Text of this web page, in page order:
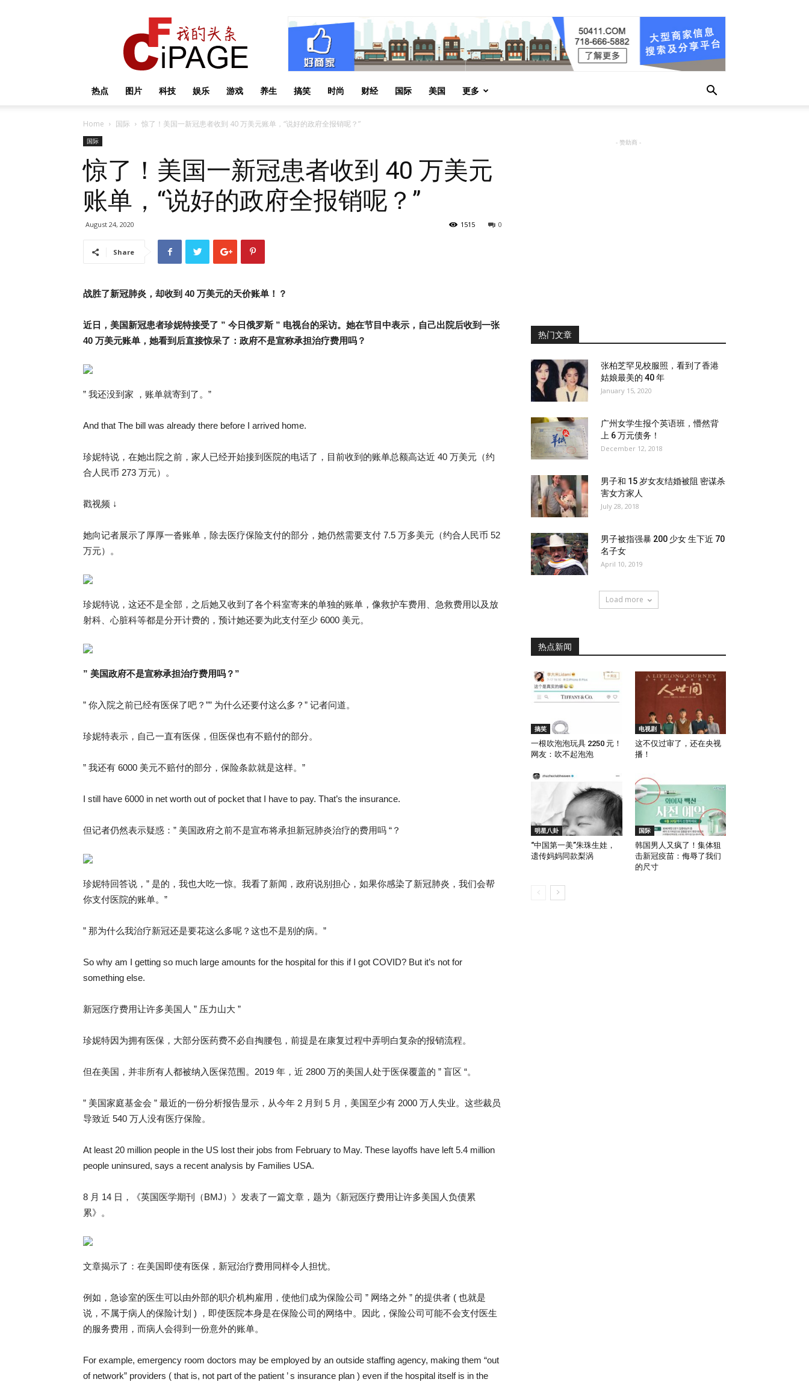
热点 图片 科技 娱乐 游戏 养生 搞笑 时尚 财经 国际 美国 更多
Home 国际 惊了！美国一新冠患者收到 40 万美元账单，“说好的政府全报销呢？”
国际
惊了！美国一新冠患者收到 40 万美元
账单，“说好的政府全报销呢？”
August 24, 2020 0
1515
Share
战胜了新冠肺炎，却收到 40 万美元的天价账单！？
近日，美国新冠患者珍妮特接受了 ” 今日俄罗斯 ” 电视台的采访。她在节目中表示，自己出院后收到一张
40 万美元账单，她看到后直接惊呆了：政府不是宣称承担治疗费用吗？
” 我还没到家 ，账单就寄到了。”
And that The bill was already there before I arrived home.
珍妮特说，在她出院之前，家人已经开始接到医院的电话了，目前收到的账单总额高达近 40 万美元（约
合人民币 273 万元）。
戳视频 ↓
她向记者展示了厚厚一沓账单，除去医疗保险支付的部分，她仍然需要支付 7.5 万多美元（约合人民币 52
万元）。
珍妮特说，这还不是全部，之后她又收到了各个科室寄来的单独的账单，像救护车费用、急救费用以及放
射科、心脏科等都是分开计费的，预计她还要为此支付至少 6000 美元。
” 美国政府不是宣称承担治疗费用吗？”
” 你入院之前已经有医保了吧？”” 为什么还要付这么多？” 记者问道。
珍妮特表示，自己一直有医保，但医保也有不赔付的部分。
” 我还有 6000 美元不赔付的部分，保险条款就是这样。”
I still have 6000 in net worth out of pocket that I have to pay. That’s the insurance.
但记者仍然表示疑惑：” 美国政府之前不是宣布将承担新冠肺炎治疗的费用吗 “？
珍妮特回答说，” 是的，我也大吃一惊。我看了新闻，政府说别担心，如果你感染了新冠肺炎，我们会帮
你支付医院的账单。”
” 那为什么我治疗新冠还是要花这么多呢？这也不是别的病。”
So why am I getting so much large amounts for the hospital for this if I got COVID? But it’s not for
something else.
新冠医疗费用让许多美国人 ” 压力山大 ”
珍妮特因为拥有医保，大部分医药费不必自掏腰包，前提是在康复过程中弄明白复杂的报销流程。
但在美国，并非所有人都被纳入医保范围。2019 年，近 2800 万的美国人处于医保覆盖的 ” 盲区 “。
” 美国家庭基金会 ” 最近的一份分析报告显示，从今年 2 月到 5 月，美国至少有 2000 万人失业。这些裁员
导致近 540 万人没有医疗保险。
At least 20 million people in the US lost their jobs from February to May. These layoffs have left 5.4 million
people uninsured, says a recent analysis by Families USA.
8 月 14 日，《英国医学期刊（BMJ）》发表了一篇文章，题为《新冠医疗费用让许多美国人负债累
累》。
文章揭示了：在美国即使有医保，新冠治疗费用同样令人担忧。
例如，急诊室的医生可以由外部的职介机构雇用，使他们成为保险公司 ” 网络之外 ” 的提供者 ( 也就是
说，不属于病人的保险计划 ) ，即使医院本身是在保险公司的网络中。因此，保险公司可能不会支付医生
的服务费用，而病人会得到一份意外的账单。
For example, emergency room doctors may be employed by an outside staffing agency, making them “out
of network” providers ( that is, not part of the patient ’ s insurance plan ) even if the hospital itself is in the
- 赞助商 -
热门文章
张柏芝罕见校服照，看到了香港
姑娘最美的 40 年
January 15, 2020
广州女学生报个英语班，懵然背
上 6 万元债务！
December 12, 2018
男子和 15 岁女友结婚被阻 密谋杀
害女方家人
July 28, 2018
男子被指强暴 200 少女 生下近 70
名子女
April 10, 2019
Load more
热点新闻
搞笑
一根吹泡泡玩具 2250 元！
网友：吹不起泡泡
电视剧
这不仅过审了，还在央视
播！
明星八卦
“中国第一美”朱珠生娃，
遗传妈妈同款梨涡
国际
韩国男人又疯了！集体狙
击新冠疫苗：侮辱了我们
的尺寸